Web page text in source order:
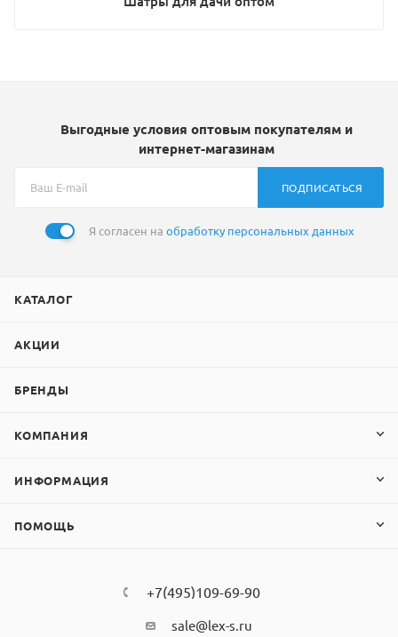
Выгодные условия оптовым покупателям и
интернет-магазинам
ПОДПИСАТЬСЯ
Я согласен на обработку персональных данных
КАТАЛОГ
АКЦИИ
БРЕНДЫ
КОМПАНИЯ
ИНФОРМАЦИЯ
ПОМОЩЬ
+7(495)109-69-90
sale@lex-s.ru